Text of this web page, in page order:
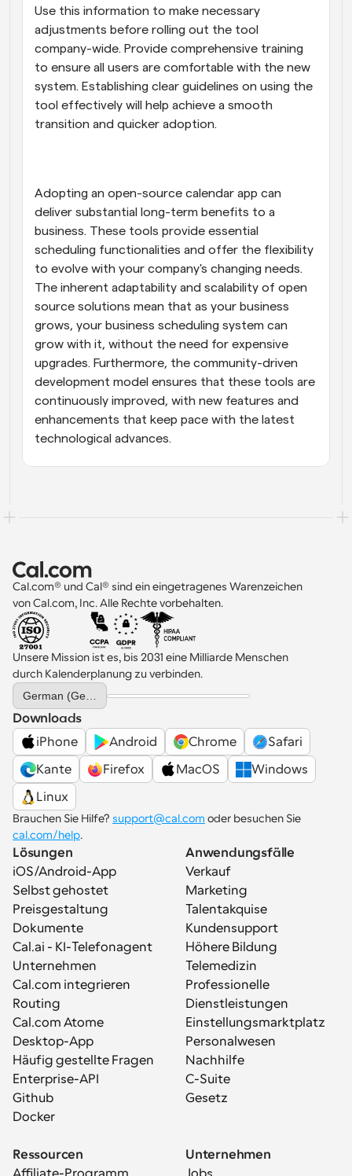
Use this information to make necessary
adjustments before rolling out the tool
company-wide. Provide comprehensive training
to ensure all users are comfortable with the new
system. Establishing clear guidelines on using the
tool effectively will help achieve a smooth
transition and quicker adoption.
Adopting an open-source calendar app can
deliver substantial long-term benefits to a
business. These tools provide essential
scheduling functionalities and offer the flexibility
to evolve with your company's changing needs.
The inherent adaptability and scalability of open
source solutions mean that as your business
grows, your business scheduling system can
grow with it, without the need for expensive
upgrades. Furthermore, the community-driven
development model ensures that these tools are
continuously improved, with new features and
enhancements that keep pace with the latest
technological advances.
Cal.com® und Cal® sind ein eingetragenes Warenzeichen
von Cal.com, Inc. Alle Rechte vorbehalten.
Unsere Mission ist es, bis 2031 eine Milliarde Menschen
durch Kalenderplanung zu verbinden.
Select Language
Downloads
iPhone
Android Chrome
Safari
Kante
Firefox MacOS
Windows
Linux
Brauchen Sie Hilfe? support@cal.com
cal.com/help.
Lösungen
iOS/Android-App
Selbst gehostet
Preisgestaltung
Dokumente
Cal.ai - KI-Telefonagent
Unternehmen
Cal.com integrieren
Routing
Cal.com Atome
Desktop-App
Häufig gestellte Fragen
Enterprise-API
Github
Docker
Anwendungsfälle
Verkauf
Marketing
Talentakquise
Kundensupport
Höhere Bildung
Telemedizin
Professionelle
Dienstleistungen
Einstellungsmarktplatz
Personalwesen
Nachhilfe
C-Suite
Gesetz
Ressourcen
Unternehmen